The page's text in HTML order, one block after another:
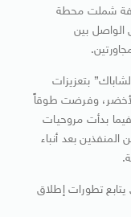
شملت محطة
الواصل بين
بتعزيزات
وفرضت طوقاً
بدأت مروحيات
بعد أنباء
يتابع تطورات إطلاق